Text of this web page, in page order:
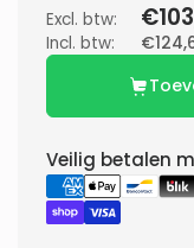
Excl. btw:
Incl. btw:
Veilig betalen